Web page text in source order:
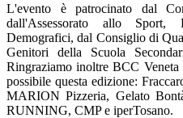
L'evento è patrocinato dal
dall'Assessorato allo
Demografici, dal Consiglio di
Genitori della Scuola
Ringraziamo inoltre BCC
possibile questa edizione:
MARION Pizzeria, Gelato
RUNNING, CMP e iperTosano.